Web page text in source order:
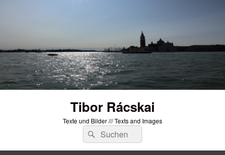
Tibor Rácskai
Texte und Bilder /// Texts and Images
Suchen
nach:
Suchen